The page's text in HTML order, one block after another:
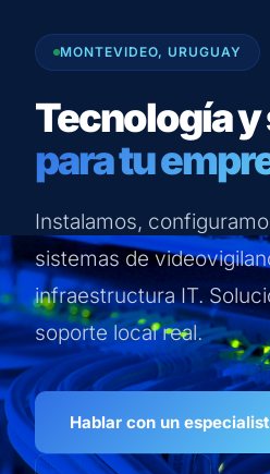
MONTEVIDEO, URUGUAY
Tecnología
para tu
Instalamos,
sistemas de
infraestructura IT.
soporte local real.
Hablar con un